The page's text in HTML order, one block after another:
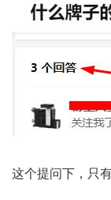
这个提问下，只